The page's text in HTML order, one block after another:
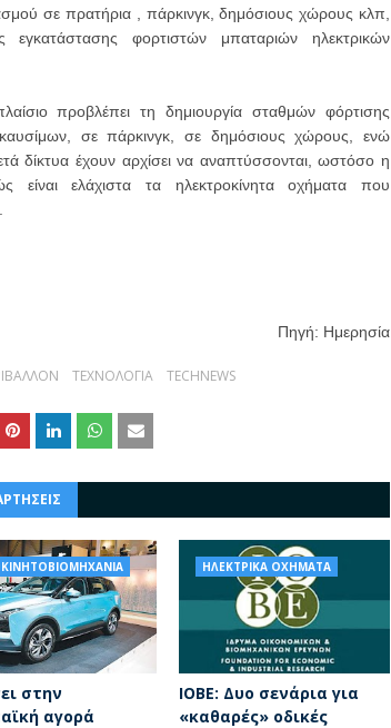
σε πρατήρια , πάρκινγκ, δημόσιους χώρους κλπ,
εγκατάστασης φορτιστών μπαταριών ηλεκτρικών
προβλέπει τη δημιουργία σταθμών φόρτισης
σε πάρκινγκ, σε δημόσιους χώρους, ενώ
δίκτυα έχουν αρχίσει να αναπτύσσονται, ωστόσο η
είναι ελάχιστα τα ηλεκτροκίνητα οχήματα που
Πηγή: Ημερησία
ΤΕΧΝΟΛΟΓΙΑ TECHNEWS
στην
αγορά
ΗΛΕΚΤΡΙΚΑ ΟΧΗΜΑΤΑ
ΙΟΒΕ: Δυο σενάρια για
«καθαρές» οδικές